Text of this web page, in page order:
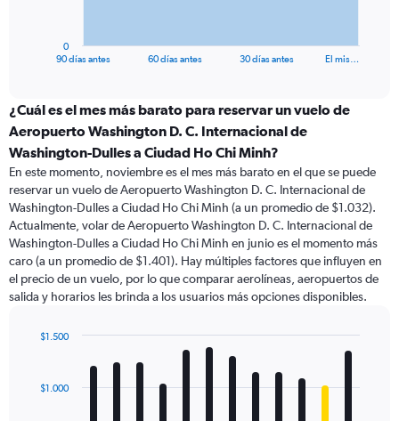
categories.
Range:
91
categories.
The
chart
has
1
Y
axis
displaying
values.
to
90 días antes 60 días antes 30 días antes El mis…
0
¿Cuál es el mes más barato para reservar un vuelo de
Aeropuerto Washington D. C. Internacional de
Washington-Dulles a Ciudad Ho Chi Minh?
En este momento, noviembre es el mes más barato en el que se puede
reservar un vuelo de Aeropuerto Washington D. C. Internacional de
Washington-Dulles a Ciudad Ho Chi Minh (a un promedio de $1.032).
Actualmente, volar de Aeropuerto Washington D. C. Internacional de
Washington-Dulles a Ciudad Ho Chi Minh en junio es el momento más
caro (a un promedio de $1.401). Hay múltiples factores que influyen en
el precio de un vuelo, por lo que comparar aerolíneas, aeropuertos de
salida y horarios les brinda a los usuarios más opciones disponibles.
with
12
$1.000
$1.500